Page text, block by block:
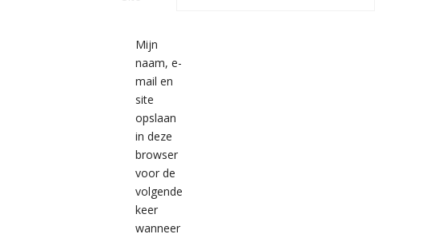
Mijn
naam, e-
mail en
site
opslaan
in deze
browser
voor de
volgende
keer
wanneer